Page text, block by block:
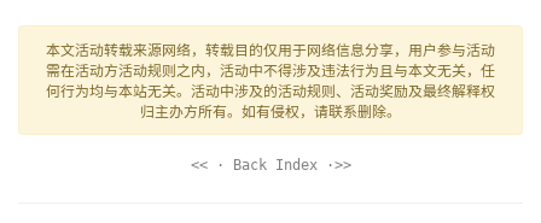
本文活动转载来源网络，转载目的仅用于网络信息分享，用户参与活动
需在活动方活动规则之内，活动中不得涉及违法行为且与本文无关，任
何行为均与本站无关。活动中涉及的活动规则、活动奖励及最终解释权
归主办方所有。如有侵权，请联系删除。
<< · Back Index ·>>